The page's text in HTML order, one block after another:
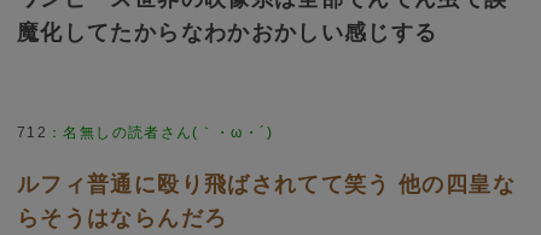
魔化してたからなわかおかしい感じする
712 ：名無しの読者さん(｀・ω・´)
ルフィ普通に殴り飛ばされてて笑う 他の四皇な
らそうはならんだろ